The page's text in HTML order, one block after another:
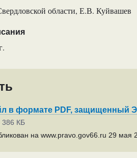
области, Е.В. Куйвашев
в формате PDF, защищенный
386 КБ
на www.pravo.gov66.ru 29 мая